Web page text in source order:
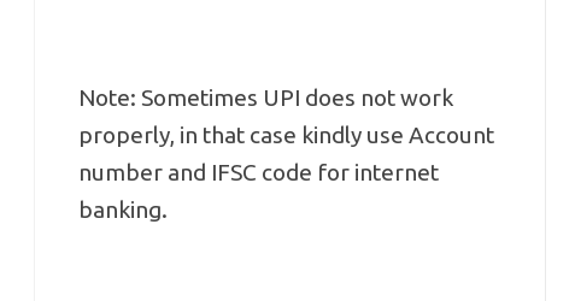
Note: Sometimes UPI does not work
properly, in that case kindly use Account
number and IFSC code for internet
banking.